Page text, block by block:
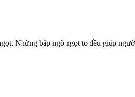
Những bắp ngô ngọt to đều giúp